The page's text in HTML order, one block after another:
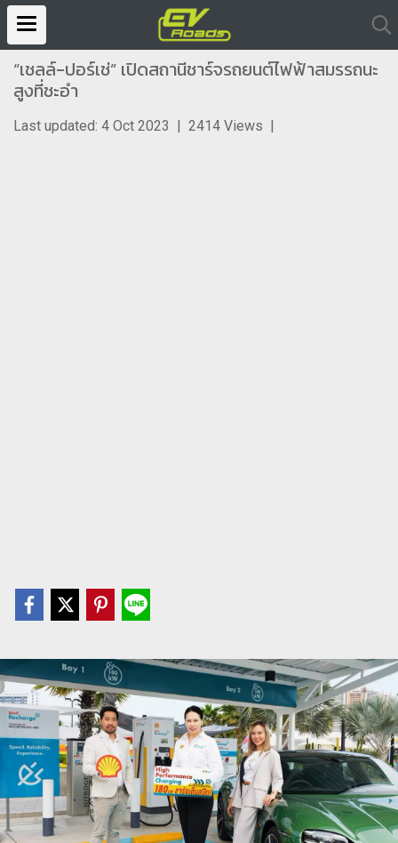
“เชลล์-ปอร์เช่” เปิดสถานีชาร์จรถยนต์ไฟฟ้าสมรรถนะ
สูงที่ชะอำ
Last updated: 4 Oct 2023 | 2414 Views |